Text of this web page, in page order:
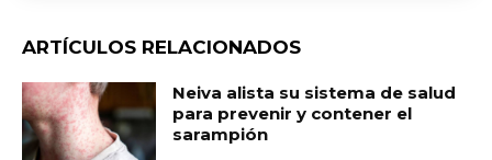
ARTÍCULOS RELACIONADOS
Neiva alista su sistema de salud
para prevenir y contener el
sarampión